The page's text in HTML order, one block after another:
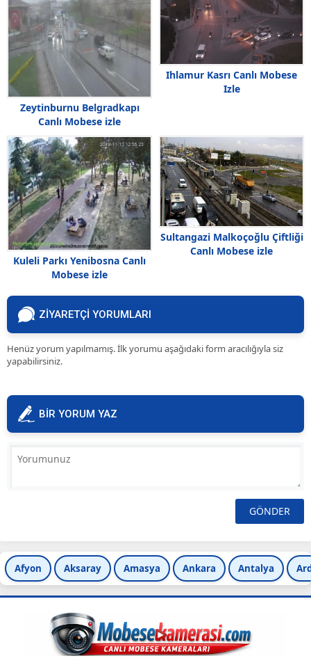
Zeytinburnu Belgradkapı
Canlı Mobese izle
Ihlamur Kasrı Canlı Mobese
Izle
Kuleli Parkı Yenibosna Canlı
Mobese izle
Sultangazi Malkoçoğlu Çiftliği
Canlı Mobese izle
ZİYARETÇİ YORUMLARI
Henüz yorum yapılmamış. İlk yorumu aşağıdaki form aracılığıyla siz
yapabilirsiniz.
BİR YORUM YAZ
Afyon Aksaray Amasya Ankara Antalya